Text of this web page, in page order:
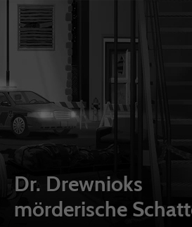
Dr. Drewnioks
mörderische